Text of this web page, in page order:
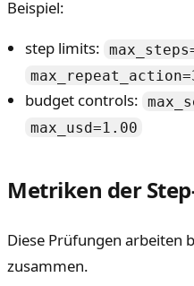
Beispiel:
step limits:
budget controls:
max_usd=1.00
Metriken der
Diese Prüfungen arbeiten
zusammen.